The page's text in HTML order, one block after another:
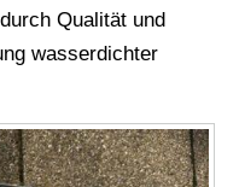
Qualität und
wasserdichter